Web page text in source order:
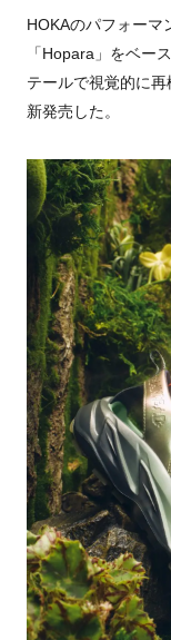
HOKAのパフォーマ
「Hopara」をベー
テールで視覚的に
新発売した。